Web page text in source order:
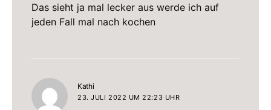
Das sieht ja mal lecker aus werde ich auf
jeden Fall mal nach kochen
Kathi
23. JULI 2022 UM 22:23 UHR